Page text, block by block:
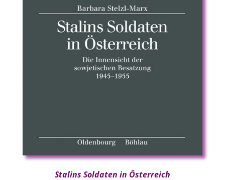
Stalins Soldaten in Österreich